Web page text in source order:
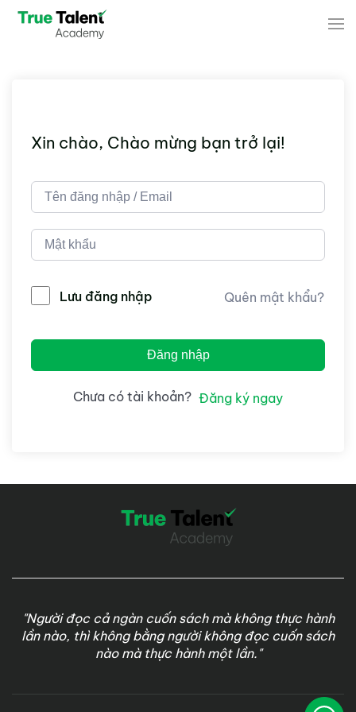
Xin chào, Chào mừng bạn trở lại!
Lưu đăng nhập Quên mật khẩu?
Đăng nhập
Chưa có tài khoản? Đăng ký ngay
"Người đọc cả ngàn cuốn sách mà không thực hành
lần nào, thì không bằng người không đọc cuốn sách
nào mà thực hành một lần."